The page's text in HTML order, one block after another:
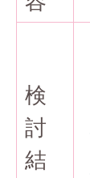
検
討
結